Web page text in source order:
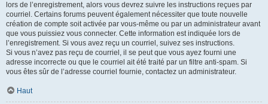
lors de l’enregistrement, alors vous devrez suivre les instructions reçues par
courriel. Certains forums peuvent également nécessiter que toute nouvelle
création de compte soit activée par vous-même ou par un administrateur avant
que vous puissiez vous connecter. Cette information est indiquée lors de
l’enregistrement. Si vous avez reçu un courriel, suivez ses instructions.
Si vous n’avez pas reçu de courriel, il se peut que vous ayez fourni une
adresse incorrecte ou que le courriel ait été traité par un filtre anti-spam. Si
vous êtes sûr de l’adresse courriel fournie, contactez un administrateur.
Haut